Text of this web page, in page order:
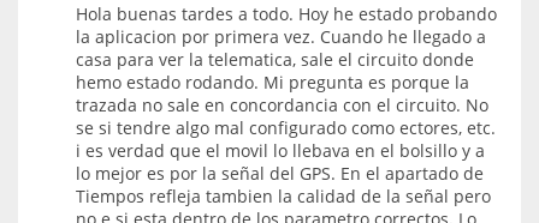
Hola buenas tardes a todo. Hoy he estado probando
la aplicacion por primera vez. Cuando he llegado a
casa para ver la telematica, sale el circuito donde
hemo estado rodando. Mi pregunta es porque la
trazada no sale en concordancia con el circuito. No
se si tendre algo mal configurado como ectores, etc.
i es verdad que el movil lo llebava en el bolsillo y a
lo mejor es por la señal del GPS. En el apartado de
Tiempos refleja tambien la calidad de la señal pero